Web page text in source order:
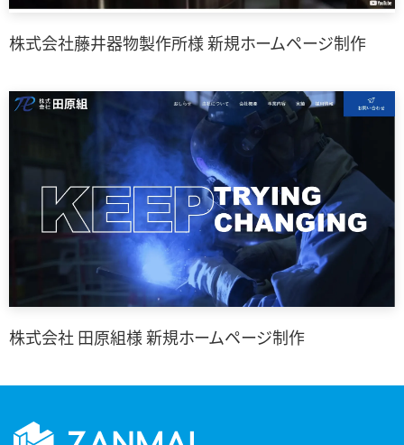
株式会社藤井器物製作所様 新規ホームページ制作
株式会社 田原組様 新規ホームページ制作